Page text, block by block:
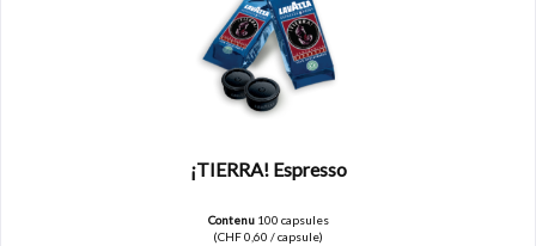
¡TIERRA! Espresso
Contenu 100 capsules
(CHF 0,60 / capsule)